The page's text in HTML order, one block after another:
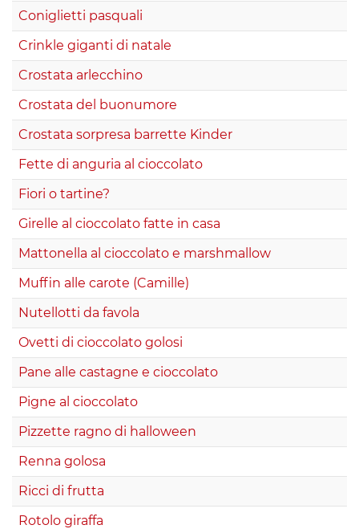
Coniglietti pasquali
Crinkle giganti di natale
Crostata arlecchino
Crostata del buonumore
Crostata sorpresa barrette Kinder
Fette di anguria al cioccolato
Fiori o tartine?
Girelle al cioccolato fatte in casa
Mattonella al cioccolato e marshmallow
Muffin alle carote (Camille)
Nutellotti da favola
Ovetti di cioccolato golosi
Pane alle castagne e cioccolato
Pigne al cioccolato
Pizzette ragno di halloween
Renna golosa
Ricci di frutta
Rotolo giraffa